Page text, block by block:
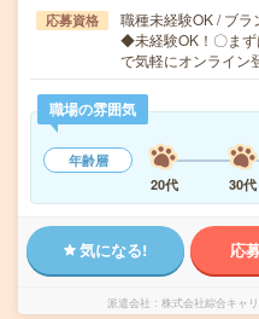
応募資格
職種未経験OK / ブ
◆未経験OK！〇まず
で気軽にオンライ
職場の雰囲気
年齢層
20代
30代
気になる! 応
派遣会社 株式会社綜合キャ